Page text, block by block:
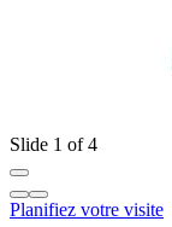
Slide 1 of 4
Planifiez votre visite